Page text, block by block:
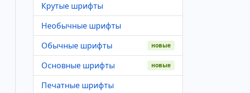
Крутые шрифты
Необычные шрифты
Обычные шрифты
новые
Основные шрифты новые
Печатные шрифты